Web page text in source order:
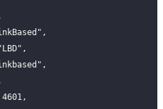
"LinkBased",
"LBD",
"linkbased",
4601,